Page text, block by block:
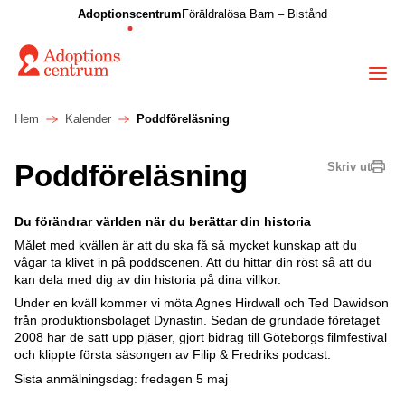
Adoptionscentrum Föräldralösa Barn – Bistånd
Hem Kalender Poddföreläsning
Skriv ut
Poddföreläsning
Du förändrar världen när du berättar din historia
Målet med kvällen är att du ska få så mycket kunskap att du
vågar ta klivet in på poddscenen. Att du hittar din röst så att du
kan dela med dig av din historia på dina villkor.
Under en kväll kommer vi möta Agnes Hirdwall och Ted Dawidson
från produktionsbolaget Dynastin. Sedan de grundade företaget
2008 har de satt upp pjäser, gjort bidrag till Göteborgs filmfestival
och klippte första säsongen av Filip & Fredriks podcast.
Sista anmälningsdag: fredagen 5 maj